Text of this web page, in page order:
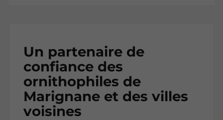
Un partenaire de
confiancedes
ornithophiles de
Marignane et des villes
voisines